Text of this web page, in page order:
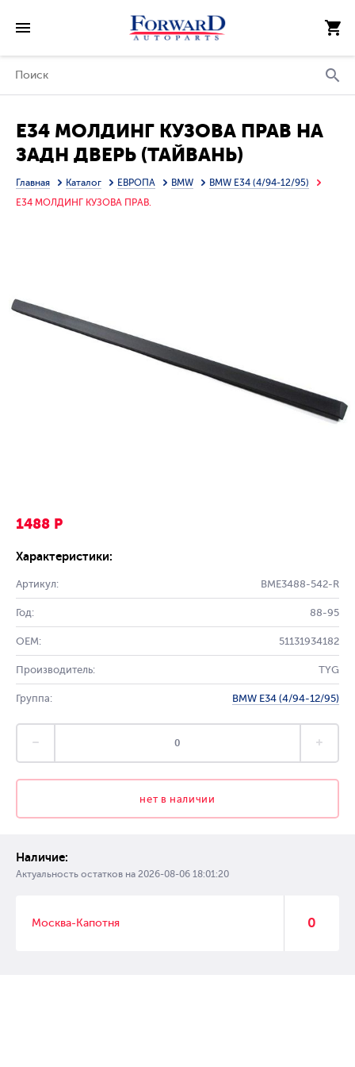
E34 МОЛДИНГ КУЗОВА ПРАВ НА
ЗАДН ДВЕРЬ (ТАЙВАНЬ)
Главная Каталог ЕВРОПА BMW
BMW E34 (4/94-12/95)
E34 МОЛДИНГ КУЗОВА ПРАВ.
1488 Р
Характеристики:
Артикул: BME3488-542-R
Год: 88-95
OEM: 51131934182
Производитель: TYG
Группа: BMW E34 (4/94-12/95)
нет в наличии
Наличие:
Актуальность остатков на 2026-08-06 18:01:20
Москва-Капотня 0